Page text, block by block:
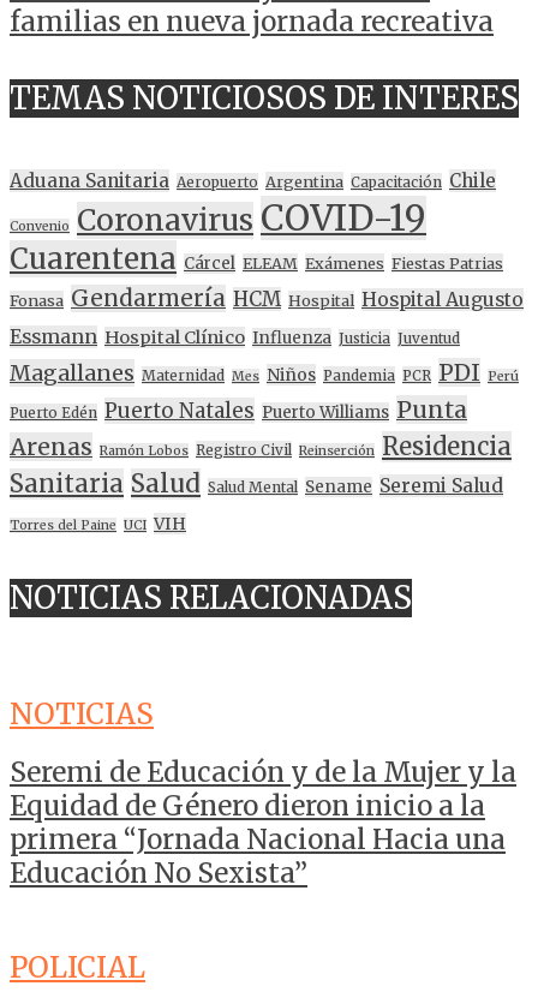
familias en nueva jornada recreativa
TEMAS NOTICIOSOS DE INTERES
Aduana Sanitaria Aeropuerto Argentina Capacitación Chile
Convenio Coronavirus COVID-19
Cuarentena Cárcel ELEAM Exámenes Fiestas Patrias
Fonasa Gendarmería HCM Hospital Hospital Augusto
Essmann Hospital Clínico Influenza Justicia Juventud
Magallanes Maternidad Mes Niños Pandemia PCR PDI Perú
Puerto Edén Puerto Natales Puerto Williams Punta
Arenas Ramón Lobos Registro Civil Reinserción Residencia
Sanitaria Salud Salud Mental Sename Seremi Salud
Torres del Paine UCI VIH
NOTICIAS RELACIONADAS
NOTICIAS
Seremi de Educación y de la Mujer y la
Equidad de Género dieron inicio a la
primera “Jornada Nacional Hacia una
Educación No Sexista”
POLICIAL